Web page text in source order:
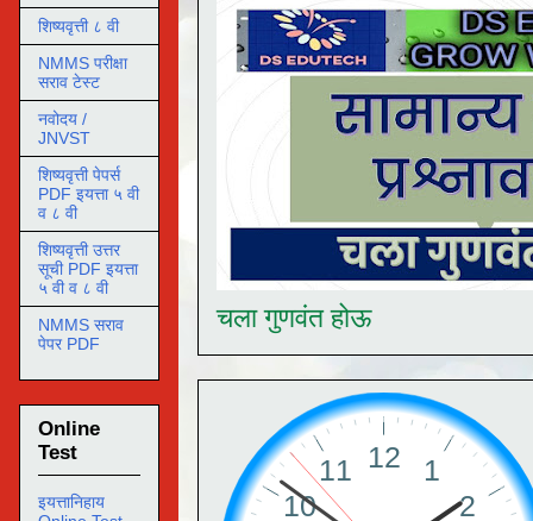
चला गुणवंत होऊ
शिष्यवृत्ती ८ वी
NMMS परीक्षा
सराव टेस्ट
नवोदय /
JNVST
शिष्यवृत्ती पेपर्स
PDF इयत्ता ५ वी
व ८ वी
शिष्यवृत्ती उत्तर
सूची PDF इयत्ता
५ वी व ८ वी
NMMS सराव
पेपर PDF
Online
Test
इयत्तानिहाय